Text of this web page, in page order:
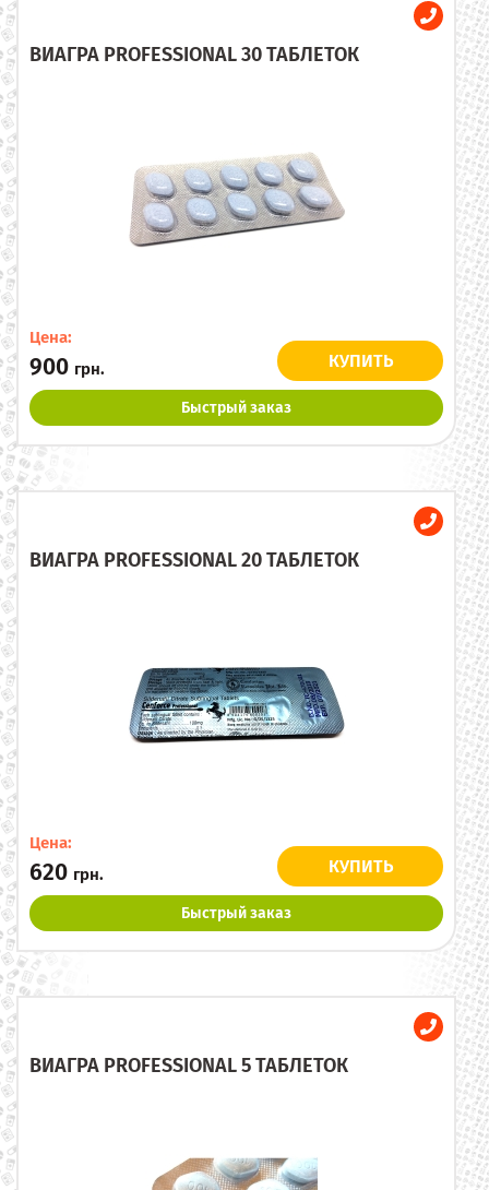
ВИАГРА PROFESSIONAL 30 ТАБЛЕТОК
Цена:
900 грн. КУПИТЬ
Быстрый заказ
ВИАГРА PROFESSIONAL 20 ТАБЛЕТОК
Цена:
620 грн. КУПИТЬ
Быстрый заказ
ВИАГРА PROFESSIONAL 5 ТАБЛЕТОК